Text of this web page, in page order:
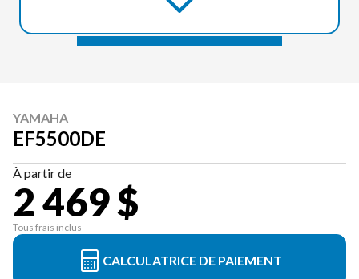
YAMAHA
EF5500DE
À partir de
2 469 $
Tous frais inclus
CALCULATRICE DE PAIEMENT